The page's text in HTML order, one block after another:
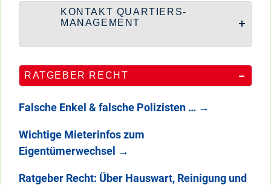
KONTAKT QUARTIERS-
MANAGEMENT
RATGEBER RECHT
Falsche Enkel & falsche Polizisten … →
Wichtige Mieterinfos zum
Eigentümerwechsel →
Ratgeber Recht: Über Hauswart, Reinigung und